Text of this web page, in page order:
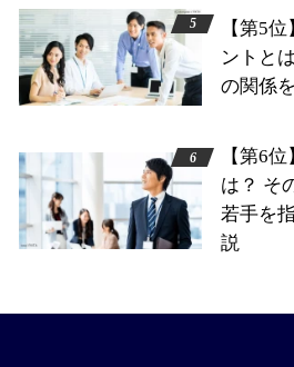
【第5
ントと
の関係
【第6
は？ そ
若手を
説